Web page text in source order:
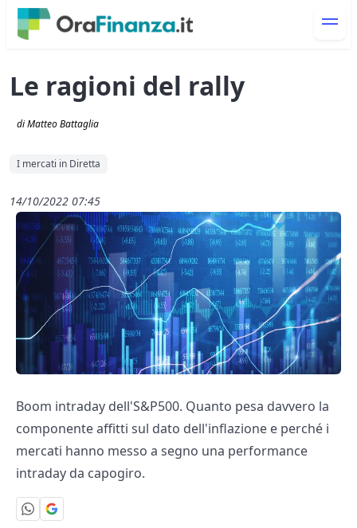
Le ragioni del rally
di Matteo Battaglia
I mercati in Diretta
14/10/2022 07:45
Boom intraday dell'S&P500. Quanto pesa davvero la
componente affitti sul dato dell'inflazione e perché i
mercati hanno messo a segno una performance
intraday da capogiro.